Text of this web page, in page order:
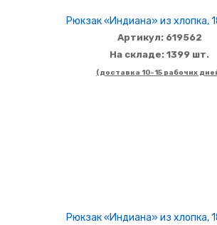
Рюкзак «Индиана» из хлопка,
Артикул: 619562
На складе: 1399 шт.
(доставка 10-15 рабочих
Рюкзак «Индиана» из хлопка,